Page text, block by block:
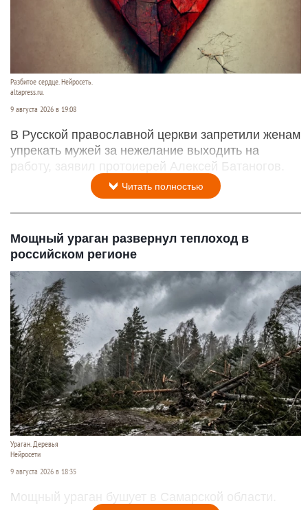
Разбитое сердце. Нейросеть.
altapress.ru.
9 августа 2026 в 19:08
В Русской православной церкви запретили женам
упрекать мужей за нежелание выходить на
работу, заявил протоиерей Алексей Батаногов.
Читать полностью
Мощный ураган развернул теплоход в
российском регионе
Ураган. Деревья
Нейросети
9 августа 2026 в 18:35
Мощный ураган бушует в Самарской области.